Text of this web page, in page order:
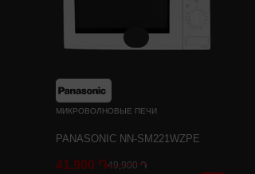
МИКРОВОЛНОВЫЕ ПЕЧИ
PANASONIC NN-SM221WZPE
41,900 ֏49,900 ֏